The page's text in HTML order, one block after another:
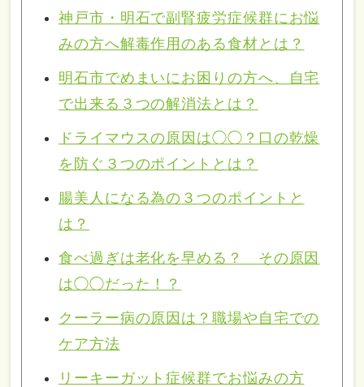
神戸市・明石で副腎疲労症候群にお悩
みの方へ解毒作用のある食材とは？
明石市でめまいにお困りの方へ、自宅
で出来る３つの解消法とは？
ドライマウスの原因は◯◯？口の乾燥
を防ぐ３つのポイントとは？
腸美人になる為の３つのポイントと
は？
食べ過ぎは老化を早める？ その原因
は◯◯だった！？
クーラー病の原因は？職場や自宅での
ケア方法
リーキーガット症候群でお悩みの方